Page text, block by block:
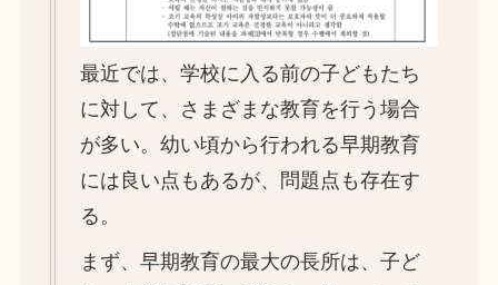
最近では、学校に入る前の子どもたち
に対して、さまざまな教育を行う場合
が多い。幼い頃から行われる早期教育
には良い点もあるが、問題点も存在す
る。
まず、早期教育の最大の長所は、子ど